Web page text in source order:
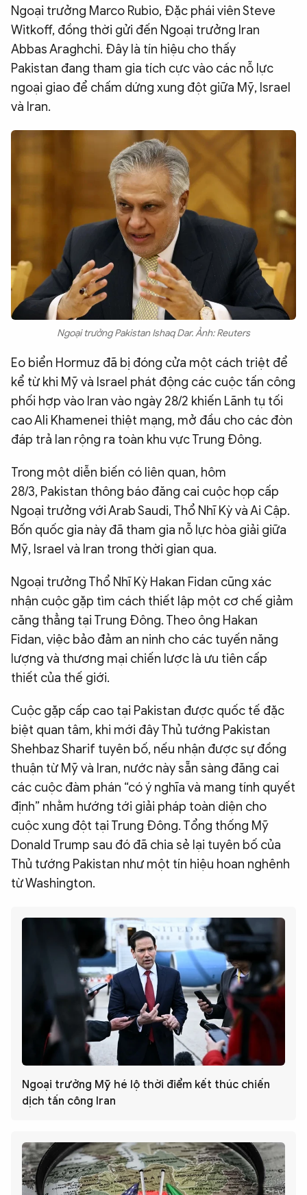
Ngoại trưởng Marco Rubio, Đặc phái viên Steve
Witkoff, đồng thời gửi đến Ngoại trưởng Iran
Abbas Araghchi. Đây là tín hiệu cho thấy
Pakistan đang tham gia tích cực vào các nỗ lực
ngoại giao để chấm dứng xung đột giữa Mỹ, Israel
và Iran.
Ngoại trưởng Pakistan Ishaq Dar. Ảnh: Reuters
Eo biển Hormuz đã bị đóng cửa một cách triệt để
kể từ khi Mỹ và Israel phát động các cuộc tấn công
phối hợp vào Iran vào ngày 28/2 khiến Lãnh tụ tối
cao Ali Khamenei thiệt mạng, mở đầu cho các đòn
đáp trả lan rộng ra toàn khu vực Trung Đông.
Trong một diễn biến có liên quan, hôm
28/3, Pakistan thông báo đăng cai cuộc họp cấp
Ngoại trưởng với Arab Saudi, Thổ Nhĩ Kỳ và Ai Cập.
Bốn quốc gia này đã tham gia nỗ lực hòa giải giữa
Mỹ, Israel và Iran trong thời gian qua.
Ngoại trưởng Thổ Nhĩ Kỳ Hakan Fidan cũng xác
nhận cuộc gặp tìm cách thiết lập một cơ chế giảm
căng thẳng tại Trung Đông. Theo ông Hakan
Fidan, việc bảo đảm an ninh cho các tuyến năng
lượng và thương mại chiến lược là ưu tiên cấp
thiết của thế giới.
Cuộc gặp cấp cao tại Pakistan được quốc tế đặc
biệt quan tâm, khi mới đây Thủ tướng Pakistan
Shehbaz Sharif tuyên bố, nếu nhận được sự đồng
thuận từ Mỹ và Iran, nước này sẵn sàng đăng cai
các cuộc đàm phán “có ý nghĩa và mang tính quyết
định” nhằm hướng tới giải pháp toàn diện cho
cuộc xung đột tại Trung Đông. Tổng thống Mỹ
Donald Trump sau đó đã chia sẻ lại tuyên bố của
Thủ tướng Pakistan như một tín hiệu hoan nghênh
từ Washington.
Ngoại trưởng Mỹ hé lộ thời điểm kết thúc chiến
dịch tấn công Iran